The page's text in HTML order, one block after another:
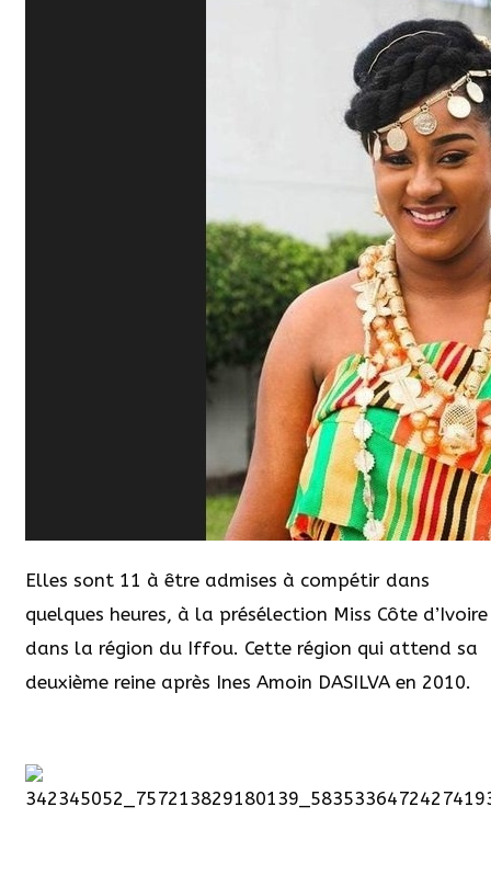
Elles sont 11 à être admises à compétir dans
quelques heures, à la présélection Miss Côte d’Ivoire
dans la région du Iffou. Cette région qui attend sa
deuxième reine après Ines Amoin DASILVA en 2010.